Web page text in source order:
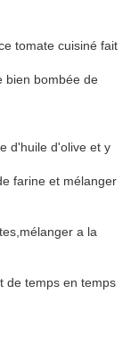
tomate cuisiné fait
bien bombée de
d'huile d'olive et y
farine et mélanger
a la
de temps en temps